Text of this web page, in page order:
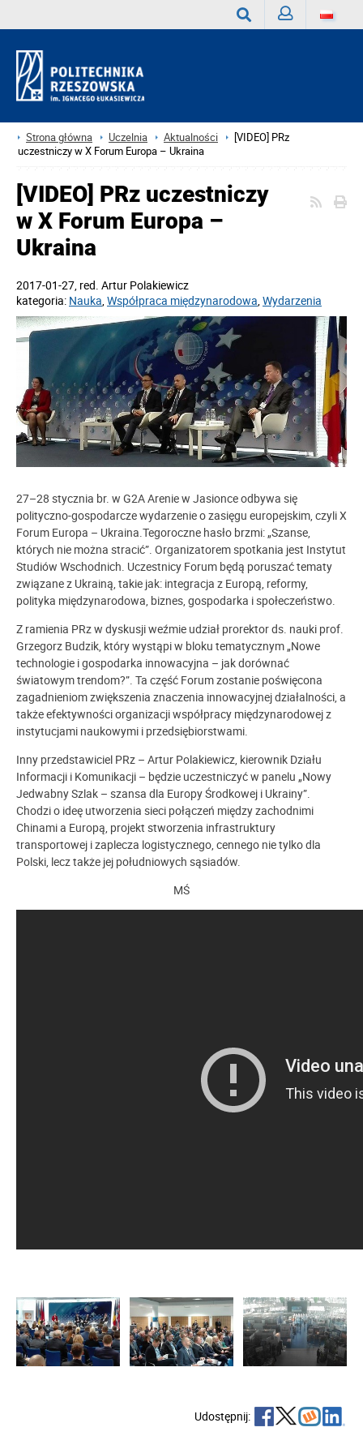
Strona główna Uczelnia Aktualności
[VIDEO] PRz
uczestniczy w X Forum Europa – Ukraina
[VIDEO] PRz uczestniczy
w X Forum Europa –
Ukraina
2017-01-27, red. Artur Polakiewicz
kategoria: Nauka,Współpraca międzynarodowa,Wydarzenia
27–28 stycznia br. w G2A Arenie w Jasionce odbywa się
polityczno-gospodarcze wydarzenie o zasięgu europejskim, czyli X
Forum Europa – Ukraina.Tegoroczne hasło brzmi: „Szanse,
których nie można stracić”. Organizatorem spotkania jest Instytut
Studiów Wschodnich. Uczestnicy Forum będą poruszać tematy
związane z Ukrainą, takie jak: integracja z Europą, reformy,
polityka międzynarodowa, biznes, gospodarka i społeczeństwo.
Z ramienia PRz w dyskusji weźmie udział prorektor ds. nauki prof.
Grzegorz Budzik, który wystąpi w bloku tematycznym „Nowe
technologie i gospodarka innowacyjna – jak dorównać
światowym trendom?”. Ta część Forum zostanie poświęcona
zagadnieniom zwiększenia znaczenia innowacyjnej działalności, a
także efektywności organizacji współpracy międzynarodowej z
instytucjami naukowymi i przedsiębiorstwami.
Inny przedstawiciel PRz – Artur Polakiewicz, kierownik Działu
Informacji i Komunikacji – będzie uczestniczyć w panelu „Nowy
Jedwabny Szlak – szansa dla Europy Środkowej i Ukrainy”.
Chodzi o ideę utworzenia sieci połączeń między zachodnimi
Chinami a Europą, projekt stworzenia infrastruktury
transportowej i zaplecza logistycznego, cennego nie tylko dla
Polski, lecz także jej południowych sąsiadów.
MŚ
Udostępnij: